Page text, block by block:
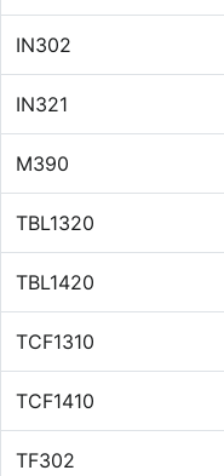
IN302
IN321
M390
TBL1320
TBL1420
TCF1310
TCF1410
TF302